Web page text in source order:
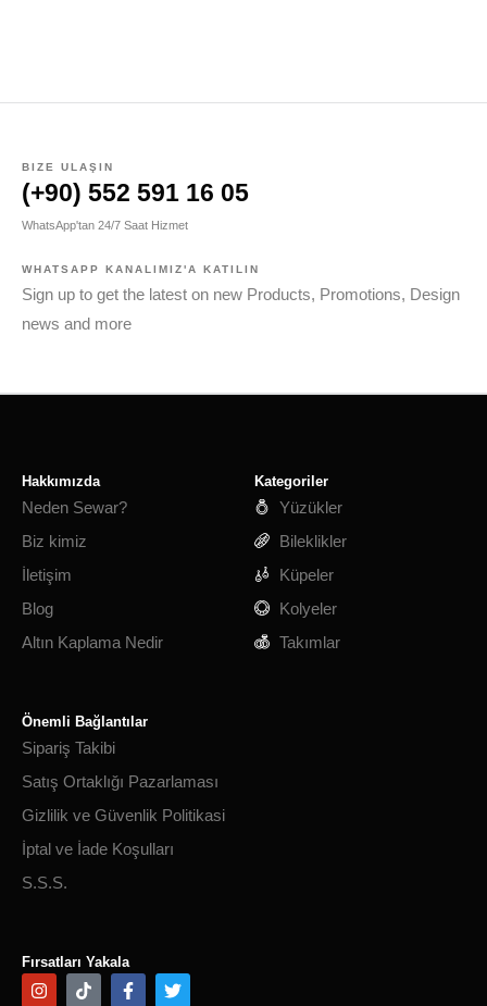
BIZE ULAŞIN
(+90) 552 591 16 05
WhatsApp'tan 24/7 Saat Hizmet
WHATSAPP KANALIMIZ'A KATILIN
Sign up to get the latest on new Products, Promotions, Design
news and more
Hakkımızda
Neden Sewar?
Biz kimiz
İletişim
Blog
Altın Kaplama Nedir
Kategoriler
Yüzükler
Bileklikler
Küpeler
Kolyeler
Takımlar
Önemli Bağlantılar
Sipariş Takibi
Satış Ortaklığı Pazarlaması
Gizlilik ve Güvenlik Politikasi
İptal ve İade Koşulları
S.S.S.
Fırsatları Yakala